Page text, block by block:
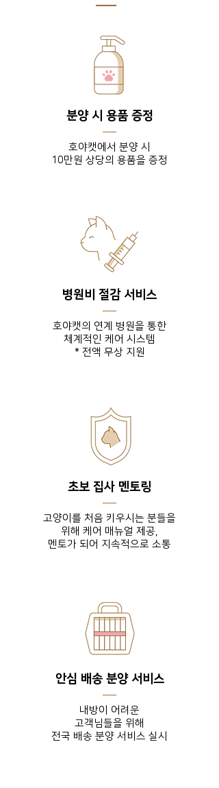
분양 시 용품 증정
호야캣에서 분양 시
10만원 상당의 용품을 증정
병원비 절감 서비스
호야캣의 연계 병원을 통한
체계적인 케어 시스템
* 전액 무상 지원
초보 집사 멘토링
고양이를 처음 키우시는 분들을
위해 케어 매뉴얼 제공,
​멘토가 되어 지속적으로 소통
안심 배송 분양 서비스
내방이 어려운
고객님들을 위해
전국 배송 분양 서비스 실시